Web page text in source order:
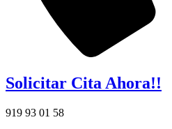
Solicitar Cita Ahora!!
919 93 01 58